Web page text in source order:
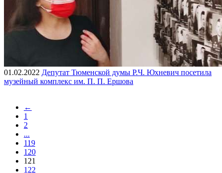
01.02.2022 Депутат Тюменской думы Р.Ч. Юхневич посетила
музейный комплекс им. П. П. Ершова
←
1
2
...
119
120
121
122